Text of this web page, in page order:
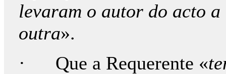
levaram o autor do acto
outra».
· Que a Requerente «